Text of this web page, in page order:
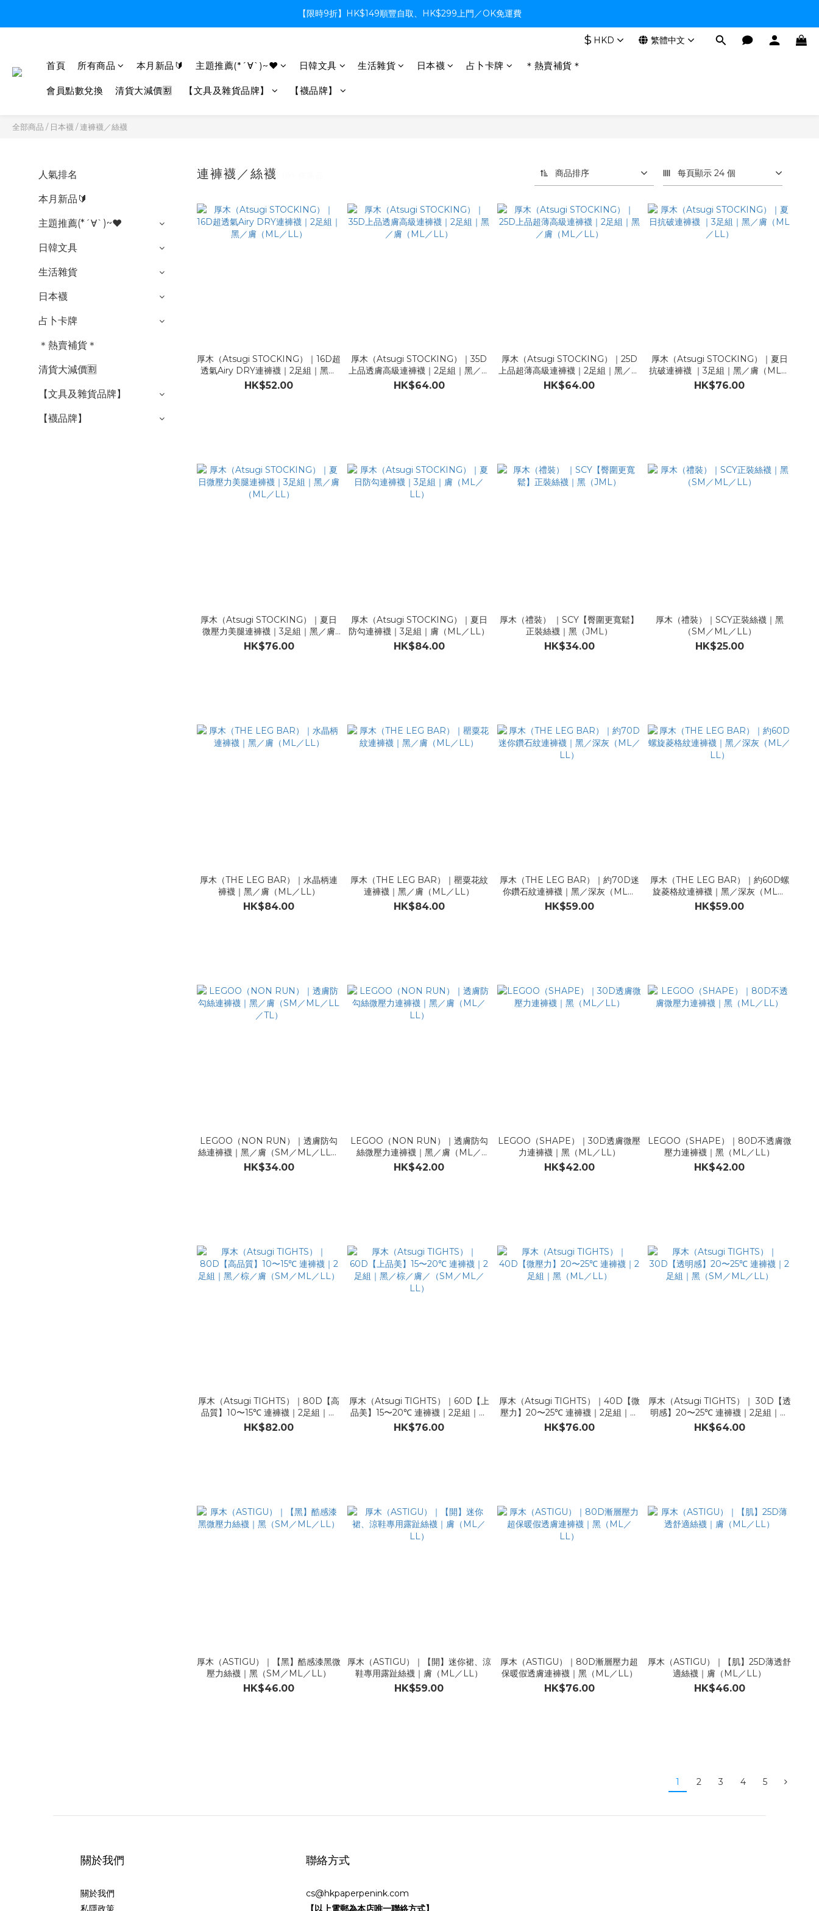
【限時9折】HK$149順豐自取、HK$299上門／OK免運費
【限時9折】HK$149順豐自取、HK$299上門／OK免運費
【限時9折】HK$149順豐自取、HK$299上門／OK免運費
$ HKD 繁體中文
首頁 所有商品 本月新品🔰 主題推薦(*´∀`)~♥ 日韓文具 生活雜貨 日本襪 占卜卡牌 ＊熱賣補貨＊
會員點數兌換 清貨大減價🈹 【文具及雜貨品牌】 【襪品牌】
全部商品 / 日本襪 /連褲襪／絲襪
人氣排名
本月新品🔰
主題推薦(*´∀`)~♥
日韓文具
生活雜貨
日本襪
占卜卡牌
＊熱賣補貨＊
清貨大減價🈹
【文具及雜貨品牌】
【襪品牌】
連褲襪／絲襪 商品排序 每頁顯示 24 個
厚木（Atsugi STOCKING）｜16D超
透氣Airy DRY連褲襪｜2足組｜黑／
膚（ML／LL）
HK$52.00
厚木（Atsugi STOCKING）｜35D
上品透膚高級連褲襪｜2足組｜黑／膚
（ML／LL）
HK$64.00
厚木（Atsugi STOCKING）｜25D
上品超薄高級連褲襪｜2足組｜黑／膚
（ML／LL）
HK$64.00
厚木（Atsugi STOCKING）｜夏日
抗破連褲襪 ｜3足組｜黑／膚（ML／
LL）
HK$76.00
厚木（Atsugi STOCKING）｜夏日
微壓力美腿連褲襪｜3足組｜黑／膚
（ML／LL）
HK$76.00
厚木（Atsugi STOCKING）｜夏日
防勾連褲襪｜3足組｜膚（ML／LL）
HK$84.00
厚木（禮裝） ｜SCY【臀圍更寬鬆】
正裝絲襪｜黑（JML）
HK$34.00
厚木（禮裝）｜SCY正裝絲襪｜黑
（SM／ML／LL）
HK$25.00
厚木（THE LEG BAR）｜水晶柄連
褲襪｜黑／膚（ML／LL）
HK$84.00
厚木（THE LEG BAR）｜罌粟花紋
連褲襪｜黑／膚（ML／LL）
HK$84.00
厚木（THE LEG BAR）｜約70D迷
你鑽石紋連褲襪｜黑／深灰（ML／
LL）
HK$59.00
厚木（THE LEG BAR）｜約60D螺
旋菱格紋連褲襪｜黑／深灰（ML／
LL）
HK$59.00
LEGOO（NON RUN）｜透膚防勾
絲連褲襪｜黑／膚（SM／ML／LL／
TL）
HK$34.00
LEGOO（NON RUN）｜透膚防勾
絲微壓力連褲襪｜黑／膚（ML／
LL）
HK$42.00
LEGOO（SHAPE）｜30D透膚微壓
力連褲襪｜黑（ML／LL）
HK$42.00
LEGOO（SHAPE）｜80D不透膚微
壓力連褲襪｜黑（ML／LL）
HK$42.00
厚木（Atsugi TIGHTS）｜80D【高
品質】10〜15℃ 連褲襪｜2足組｜黑
／棕／膚（SM／ML／LL）
HK$82.00
厚木（Atsugi TIGHTS）｜60D【上
品美】15〜20℃ 連褲襪｜2足組｜黑
／棕／膚／（SM／ML／LL）
HK$76.00
厚木（Atsugi TIGHTS）｜40D【微
壓力】20〜25℃ 連褲襪｜2足組｜黑
（ML／LL）
HK$76.00
厚木（Atsugi TIGHTS）｜ 30D【透
明感】20〜25℃ 連褲襪｜2足組｜黑
（SM／ML／LL）
HK$64.00
厚木（ASTIGU）｜【黑】酷感漆黑微
壓力絲襪｜黑（SM／ML／LL）
HK$46.00
厚木（ASTIGU）｜【開】迷你裙、涼
鞋專用露趾絲襪｜膚（ML／LL）
HK$59.00
厚木（ASTIGU）｜80D漸層壓力超
保暖假透膚連褲襪｜黑（ML／LL）
HK$76.00
厚木（ASTIGU）｜【肌】25D薄透舒
適絲襪｜膚（ML／LL）
HK$46.00
1 2 3 4 5
關於我們
關於我們
私隱政策
聯絡方式
cs@hkpaperpenink.com
【以上電郵為本店唯一聯絡方式】